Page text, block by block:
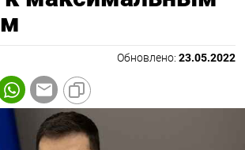
Обновлено: 23.05.2022